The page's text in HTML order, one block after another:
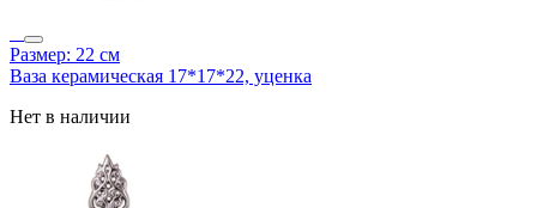
Размер: 22 см
Ваза керамическая 17*17*22, уценка
Нет в наличии